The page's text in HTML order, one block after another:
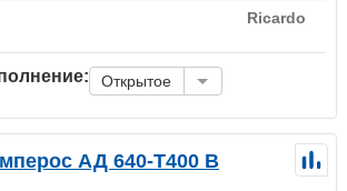
Ricardo
Открытое
АД 640-Т400 B